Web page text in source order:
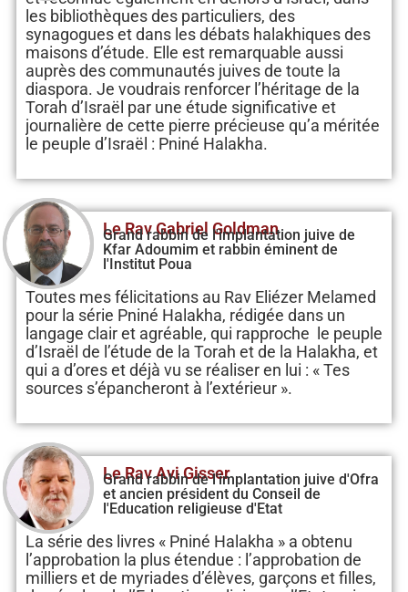
les bibliothèques des particuliers, des
synagogues et dans les débats halakhiques des
maisons d’étude. Elle est remarquable aussi
auprès des communautés juives de toute la
diaspora. Je voudrais renforcer l’héritage de la
Torah d’Israël par une étude significative et
journalière de cette pierre précieuse qu’a méritée
le peuple d’Israël : Pniné Halakha.
Le Rav Gabriel Goldman
Grand rabbin de l'implantation juive de
Kfar Adoumim et rabbin éminent de
l'Institut Poua
Toutes mes félicitations au Rav Eliézer Melamed
pour la série Pniné Halakha, rédigée dans un
langage clair et agréable, qui rapproche le peuple
d’Israël de l’étude de la Torah et de la Halakha, et
qui a d’ores et déjà vu se réaliser en lui : « Tes
sources s’épancheront à l’extérieur ».
Le Rav Avi Gisser
Grand rabbin de l'implantation juive d'Ofra
et ancien président du Conseil de
l'Education religieuse d'Etat
La série des livres « Pniné Halakha » a obtenu
l’approbation la plus étendue : l’approbation de
milliers et de myriades d’élèves, garçons et filles,